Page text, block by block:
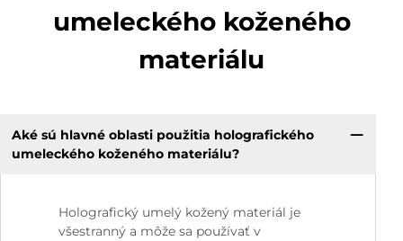
umeleckého koženého
materiálu
Aké sú hlavné oblasti použitia holografického
umeleckého koženého materiálu?
Holografický umelý kožený materiál je
všestranný a môže sa používať v